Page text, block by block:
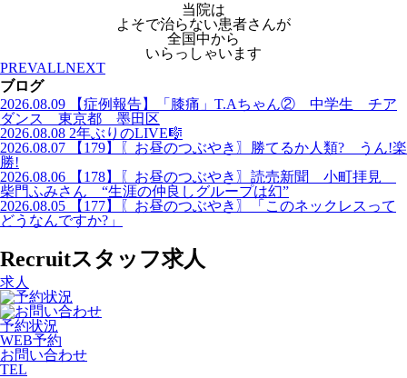
当院は
よそで治らない患者さんが
全国中から
いらっしゃいます
PREVALLNEXT
ブログ
2026.08.09
【症例報告】「膝痛」T.Aちゃん② 中学生 チア
ダンス 東京都 墨田区
2026.08.08 2年ぶりのLIVE🎼
2026.08.07
【179】〖お昼のつぶやき〗勝てるか人類? うん!楽
勝!
2026.08.06
【178】〖お昼のつぶやき〗読売新聞 小町拝見
柴門ふみさん “生涯の仲良しグループは幻”
2026.08.05
【177】〖お昼のつぶやき〗「このネックレスって
どうなんですか?」
Recruitスタッフ求人
求人
予約状況
WEB予約
お問い合わせ
TEL